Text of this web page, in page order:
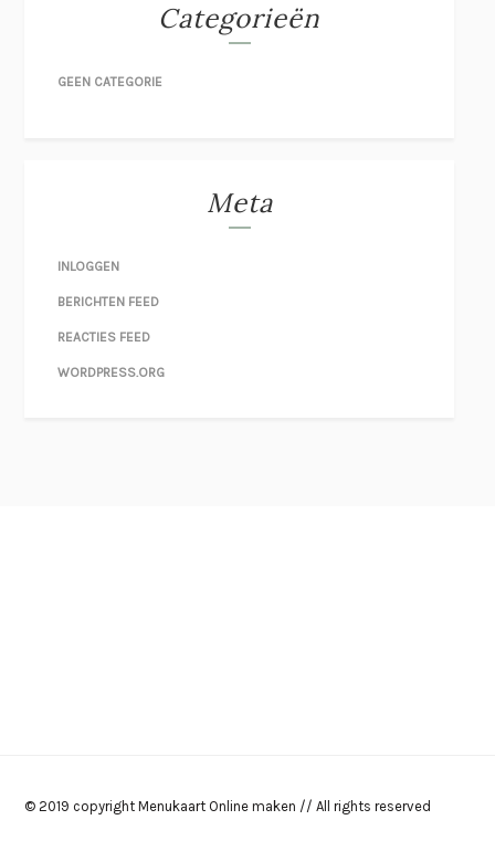
Categorieën
GEEN CATEGORIE
Meta
INLOGGEN
BERICHTEN FEED
REACTIES FEED
WORDPRESS.ORG
© 2019 copyright Menukaart Online maken // All rights reserved